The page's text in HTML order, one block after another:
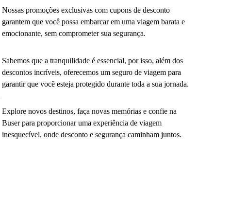
Nossas promoções exclusivas com cupons de desconto
garantem que você possa embarcar em uma viagem barata e
emocionante, sem comprometer sua segurança.
Sabemos que a tranquilidade é essencial, por isso, além dos
descontos incríveis, oferecemos um seguro de viagem para
garantir que você esteja protegido durante toda a sua jornada.
Explore novos destinos, faça novas memórias e confie na
Buser para proporcionar uma experiência de viagem
inesquecível, onde desconto e segurança caminham juntos.